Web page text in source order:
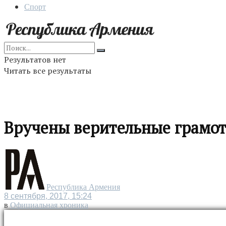
Спорт
Результатов нет
Читать все результаты
Вручены верительные
Республика Армения
8 сентября, 2017, 15:24
в Официальная хроника